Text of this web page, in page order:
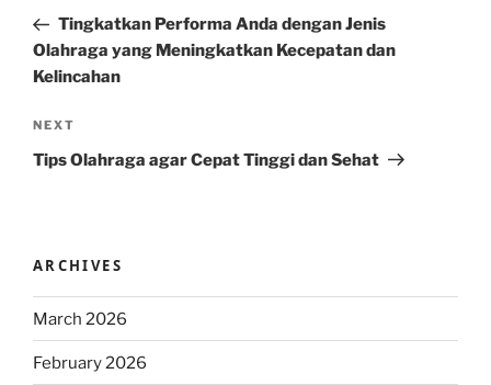
PostTingkatkan Performa Anda dengan Jenis
Olahraga yang Meningkatkan Kecepatan dan
Kelincahan
Next
Post
NEXT
Tips Olahraga agar Cepat Tinggi dan Sehat
ARCHIVES
March 2026
February 2026